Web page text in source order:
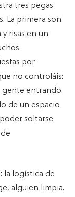
tres pegas
La primera son
risas en un
por
no controláis:
gente entrando
de un espacio
soltarse
la logística de
alguien limpia.